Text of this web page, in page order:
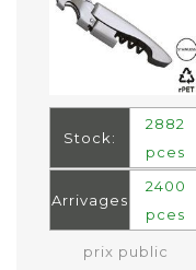
Stock:
2882
pces
Arrivages
2400
pces
prix public